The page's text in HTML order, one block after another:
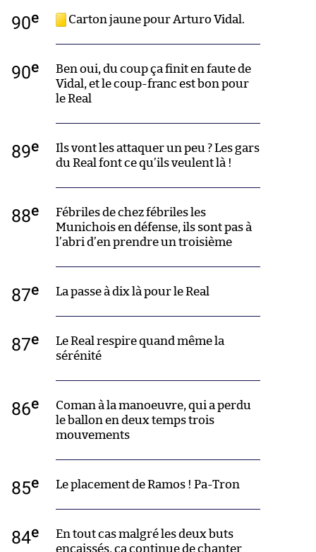
90e Carton jaune pour Arturo Vidal.
90e
Ben oui, du coup ça finit en faute de
Vidal, et le coup-franc est bon pour
le Real
89e
Ils vont les attaquer un peu ? Les gars
du Real font ce qu’ils veulent là !
88e
Fébriles de chez fébriles les
Munichois en défense, ils sont pas à
l’abri d’en prendre un troisième
87e La passe à dix là pour le Real
87e
Le Real respire quand même la
sérénité
86e
Coman à la manoeuvre, qui a perdu
le ballon en deux temps trois
mouvements
85e Le placement de Ramos ! Pa-Tron
84e
En tout cas malgré les deux buts
encaissés, ça continue de chanter